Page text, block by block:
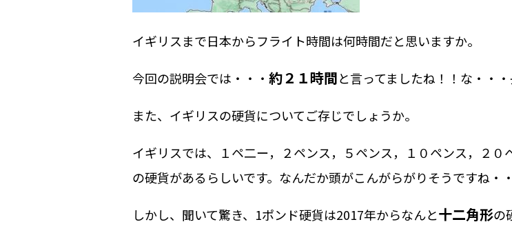
イギリスまで日本からフライト時間は何時間だと思いますか。
今回の説明会では・・・ 約２１時間と言ってましたね！！な・・・
また、イギリスの硬貨についてご存じでしょうか。
イギリスでは、１ペ二ー，２ペンス，５ペンス，１０ペンス，２
の硬貨があるらしいです。なんだか頭がこんがらがりそうですね・・
しかし、聞いて驚き、1ポンド硬貨は2017年からなんと十二角形の